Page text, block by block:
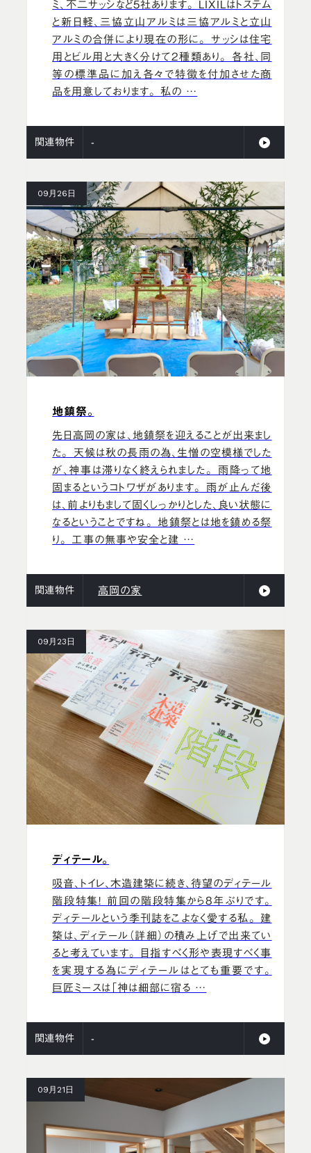
ミ、不二サッシなど５社あります。 LIXILはトステム
と新日軽、三協立山アルミは三協アルミと立山
アルミの合併により現在の形に。 サッシは住宅
用とビル用と大きく分けて2種類あり。 各社、同
等の標準品に加え各々で特徴を付加させた商
品を用意しております。 私の …
関連物件 -
09月26日
地鎮祭。
先日高岡の家は、地鎮祭を迎えることが出来まし
た。 天候は秋の長雨の為、生憎の空模様でした
が、神事は滞りなく終えられました。 雨降って地
固まるというコトワザがあります。 雨が止んだ後
は、前よりもまして固くしっかりとした、良い状態に
なるということですね。 地鎮祭とは地を鎮める祭
り。 工事の無事や安全と建 …
関連物件 高岡の家
09月23日
ディテール。
吸音、トイレ、木造建築に続き、待望のディテール
階段特集！ 前回の階段特集から8年ぶりです。
ディテールという季刊誌をこよなく愛する私。 建
築は、ディテール（詳細）の積み上げで出来てい
ると考えています。 目指すべく形や表現すべく事
を実現する為にディテールはとても重要です。
巨匠ミースは「神は細部に宿る …
関連物件 -
09月21日